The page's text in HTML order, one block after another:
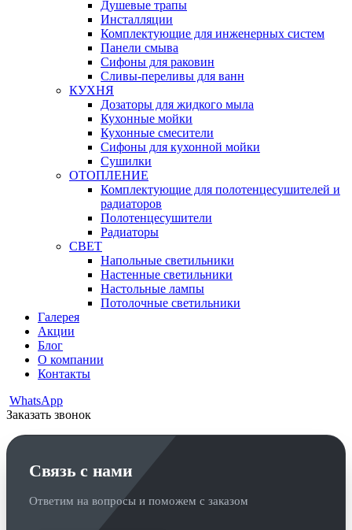
Душевые трапы
Инсталляции
Комплектующие для инженерных систем
Панели смыва
Сифоны для раковин
Сливы-переливы для ванн
КУХНЯ
Дозаторы для жидкого мыла
Кухонные мойки
Кухонные смесители
Сифоны для кухонной мойки
Сушилки
ОТОПЛЕНИЕ
Комплектующие для полотенцесушителей и
радиаторов
Полотенцесушители
Радиаторы
СВЕТ
Напольные светильники
Настенные светильники
Настольные лампы
Потолочные светильники
Галерея
Акции
Блог
О компании
Контакты
WhatsApp
Заказать звонок
Связь с нами
Ответим на вопросы и поможем с заказом